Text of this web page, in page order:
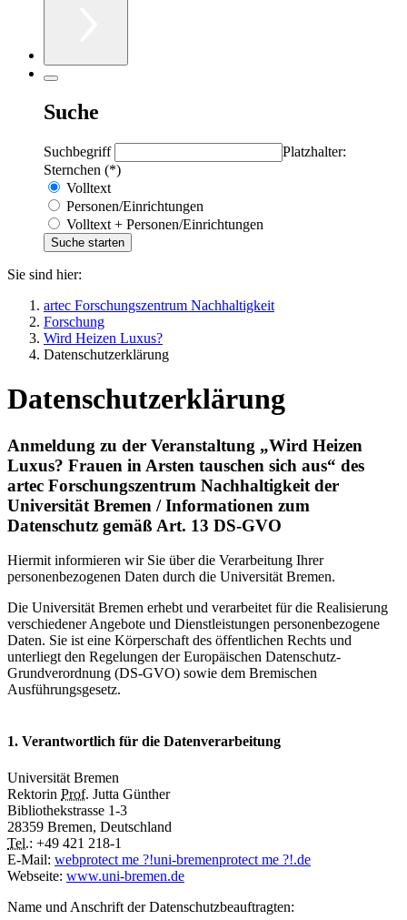
Suche
Suchbegriff
Platzhalter:
Sternchen (*)
Volltext
Personen/Einrichtungen
Volltext + Personen/Einrichtungen
Sie sind hier:
artec Forschungszentrum Nachhaltigkeit
Forschung
Wird Heizen Luxus?
Datenschutzerklärung
Datenschutzerklärung
Anmeldung zu der Veranstaltung „Wird Heizen
Luxus? Frauen in Arsten tauschen sich aus“ des
artec Forschungszentrum Nachhaltigkeit der
Universität Bremen / Informationen zum
Datenschutz gemäß Art. 13 DS-GVO
Hiermit informieren wir Sie über die Verarbeitung Ihrer
personenbezogenen Daten durch die Universität Bremen.
Die Universität Bremen erhebt und verarbeitet für die Realisierung
verschiedener Angebote und Dienstleistungen personenbezogene
Daten. Sie ist eine Körperschaft des öffentlichen Rechts und
unterliegt den Regelungen der Europäischen Datenschutz-
Grundverordnung (DS-GVO) sowie dem Bremischen
Ausführungsgesetz.
1. Verantwortlich für die Datenverarbeitung
Universität Bremen
Rektorin Prof. Jutta Günther
Bibliothekstrasse 1-3
28359 Bremen, Deutschland
Tel.: +49 421 218-1
E-Mail: webprotect me ?!uni-bremenprotect me ?!.de
Webseite: www.uni-bremen.de
Name und Anschrift der Datenschutzbeauftragten: